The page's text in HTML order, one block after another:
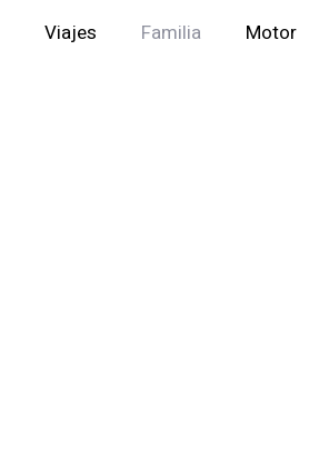
Viajes Familia Motor